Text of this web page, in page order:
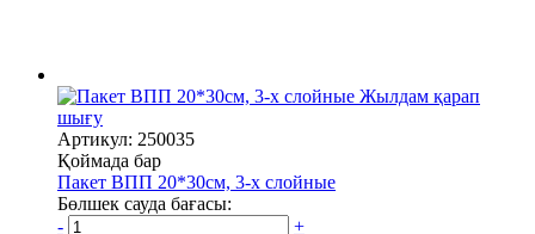
Жылдам қарап
шығу
Артикул: 250035
Қоймада бар
Пакет ВПП 20*30см, 3-х слойные
Бөлшек сауда бағасы:
-
+